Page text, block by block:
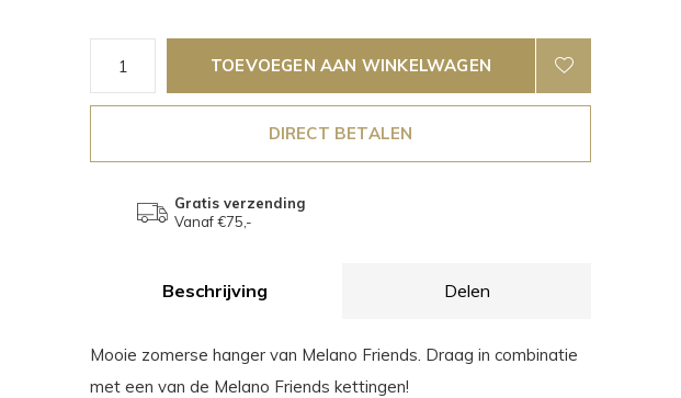
TOEVOEGEN AAN WINKELWAGEN
DIRECT BETALEN
Gratis verzending
Vanaf €75,-
Beschrijving Delen
Mooie zomerse hanger van Melano Friends. Draag in combinatie
met een van de Melano Friends kettingen!